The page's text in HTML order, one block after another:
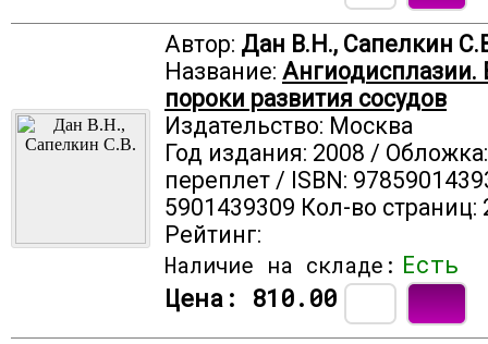
Автор: Дан В.Н., Сапелкин
Название:
пороки развития сосудов
Издательство: Москва
Год издания: 2008 /
переплет / ISBN:
5901439309 Кол-во страниц:
Рейтинг:
Наличие на складе: Есть
Цена: 810.00